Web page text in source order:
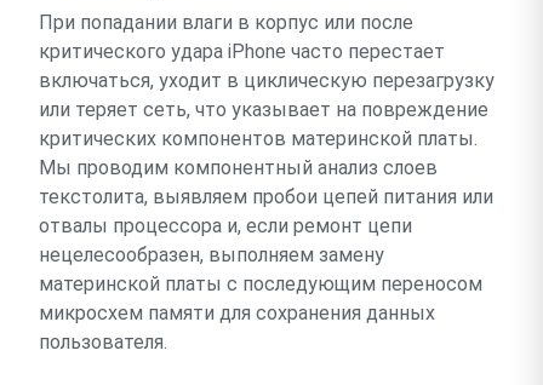
При попадании влаги в корпус или после
критического удара iPhone часто перестает
включаться, уходит в циклическую перезагрузку
или теряет сеть, что указывает на повреждение
критических компонентов материнской платы.
Мы проводим компонентный анализ слоев
текстолита, выявляем пробои цепей питания или
отвалы процессора и, если ремонт цепи
нецелесообразен, выполняем замену
материнской платы с последующим переносом
микросхем памяти для сохранения данных
пользователя.